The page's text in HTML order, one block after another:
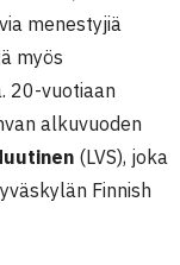
menestyjiä
myös
20-vuotiaan
alkuvuoden
(LVS), joka
Finnish